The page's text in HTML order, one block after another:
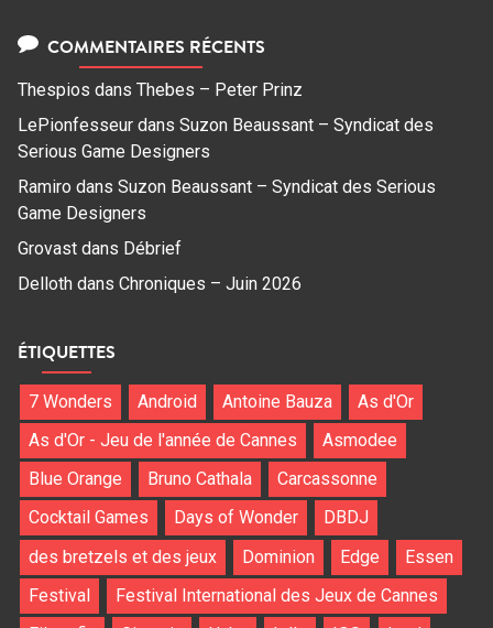
COMMENTAIRES RÉCENTS
Thespios dans Thebes – Peter Prinz
LePionfesseur dans Suzon Beaussant – Syndicat des
Serious Game Designers
Ramiro dans Suzon Beaussant – Syndicat des Serious
Game Designers
Grovast dans Débrief
Delloth dans Chroniques – Juin 2026
ÉTIQUETTES
7 Wonders Android Antoine Bauza
As d'Or
As d'Or - Jeu de l'année de Cannes
Asmodee
Blue Orange
Bruno Cathala
Carcassonne
Cocktail Games
Days of Wonder
DBDJ
des bretzels et des jeux
Dominion Edge
Essen
Festival
Festival International des Jeux de Cannes